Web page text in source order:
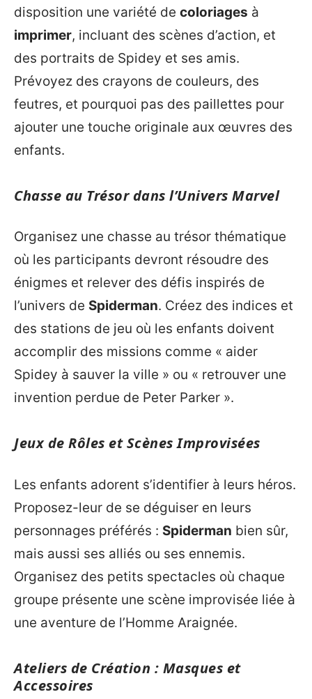
disposition une variété de coloriages à
imprimer, incluant des scènes d’action, et
des portraits de Spidey et ses amis.
Prévoyez des crayons de couleurs, des
feutres, et pourquoi pas des paillettes pour
ajouter une touche originale aux œuvres des
enfants.
Chasse au Trésor dans l’Univers Marvel
Organisez une chasse au trésor thématique
où les participants devront résoudre des
énigmes et relever des défis inspirés de
l’univers de Spiderman. Créez des indices et
des stations de jeu où les enfants doivent
accomplir des missions comme « aider
Spidey à sauver la ville » ou « retrouver une
invention perdue de Peter Parker ».
Jeux de Rôles et Scènes Improvisées
Les enfants adorent s’identifier à leurs héros.
Proposez-leur de se déguiser en leurs
personnages préférés : Spiderman bien sûr,
mais aussi ses alliés ou ses ennemis.
Organisez des petits spectacles où chaque
groupe présente une scène improvisée liée à
une aventure de l’Homme Araignée.
Ateliers de Création : Masques et
Accessoires